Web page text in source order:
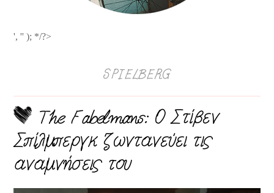
', '' ); */?>
SPIELBERG
The Fabelmans: Ο Στίβεν
Σπίλμπεργκ ζωντανεύει τις
αναμνήσεις του